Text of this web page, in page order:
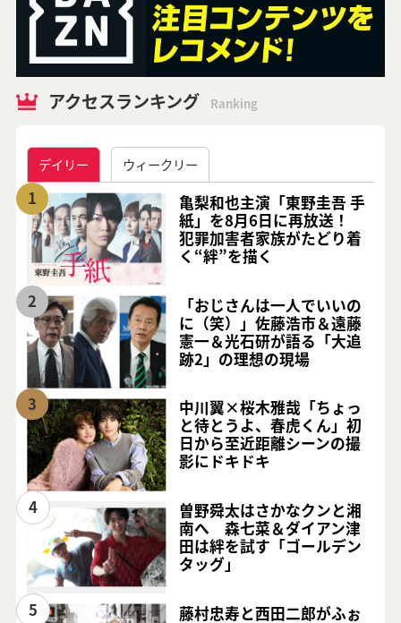
アクセスランキング Ranking
デイリー ウィークリー
1
亀梨和也主演「東野圭吾 手
紙」を8月6日に再放送！
犯罪加害者家族がたどり着
く“絆”を描く
2
「おじさんは一人でいいの
に（笑）」佐藤浩市＆遠藤
憲一＆光石研が語る「大追
跡2」の理想の現場
3
中川翼×桜木雅哉「ちょっ
と待とうよ、春虎くん」初
日から至近距離シーンの撮
影にドキドキ
4
曽野舜太はさかなクンと湘
南へ 森七菜＆ダイアン津
田は絆を試す「ゴールデン
タッグ」
5
藤村忠寿と西田二郎がふぉ